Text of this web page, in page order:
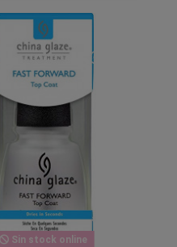
Sin stock online